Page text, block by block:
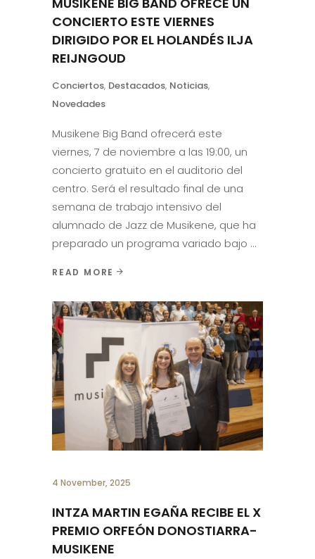
CONCIERTO ESTE VIERNES
DIRIGIDO POR EL HOLANDÉS ILJA
REIJNGOUD
Conciertos, Destacados, Noticias,
Novedades
Musikene Big Band ofrecerá este
viernes, 7 de noviembre a las 19:00, un
concierto gratuito en el auditorio del
centro. Será el resultado final de una
semana de trabajo intensivo del
alumnado de Jazz de Musikene, que ha
preparado un programa variado bajo
READ MORE
4 November, 2025
INTZA MARTIN EGAÑA RECIBE EL X
PREMIO ORFEÓN DONOSTIARRA-
MUSIKENE